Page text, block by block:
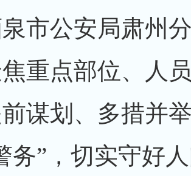
市公安局肃州
重点部位、人
谋划、多措并
务”，切实守好